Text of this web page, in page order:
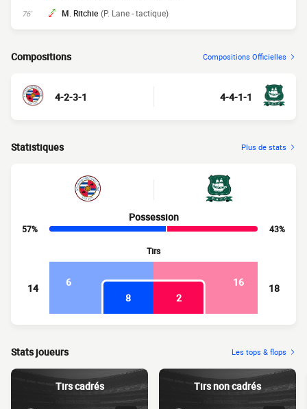
76' M. Ritchie (P. Lane - tactique)
Compositions Compositions Officielles
4-2-3-1 4-4-1-1
Statistiques Plus de stats
Possession
57%
43%
Tirs
14 6
16
8
2
18
Stats joueurs Les tops & flops
Tirs cadrés Tirs non cadrés